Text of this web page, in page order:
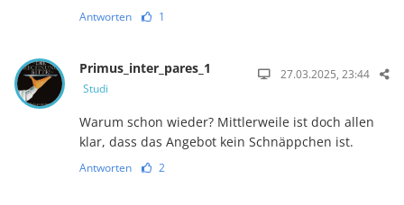
Antworten 1
Primus_inter_pares_1
Studi
27.03.2025, 23:44
Warum schon wieder? Mittlerweile ist doch allen
klar, dass das Angebot kein Schnäppchen ist.
Antworten 2